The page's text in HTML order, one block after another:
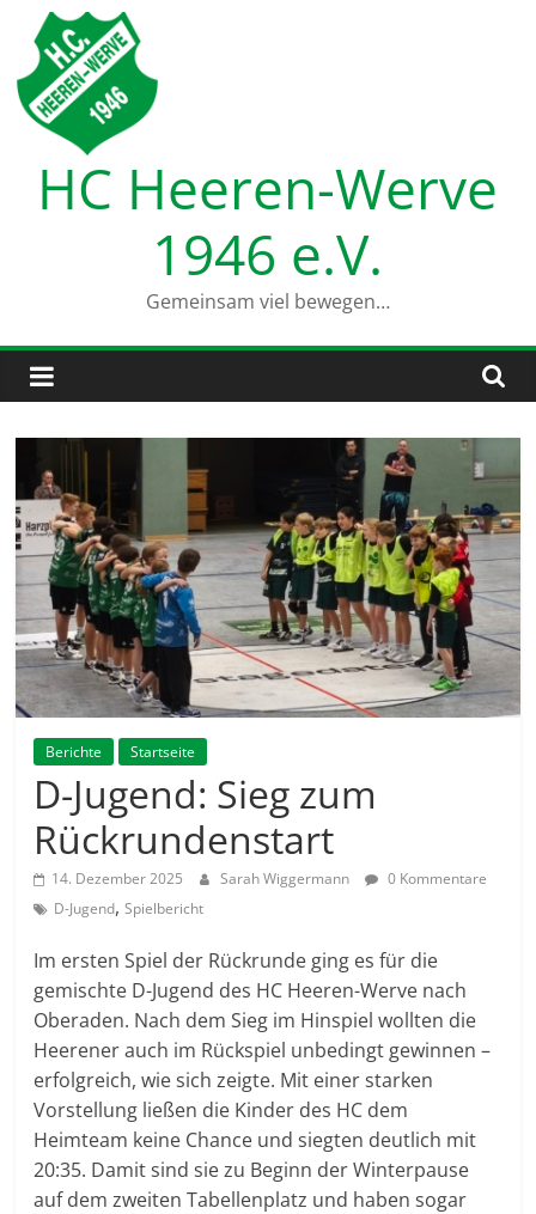
Inhalt
springen
HC Heeren-Werve
1946 e.V.
Gemeinsam viel bewegen…
Berichte Startseite
D-Jugend: Sieg zum
Rückrundenstart
14. Dezember 2025 Sarah Wiggermann
0 Kommentare
D-Jugend,Spielbericht
Im ersten Spiel der Rückrunde ging es für die
gemischte D-Jugend des HC Heeren-Werve nach
Oberaden. Nach dem Sieg im Hinspiel wollten die
Heerener auch im Rückspiel unbedingt gewinnen –
erfolgreich, wie sich zeigte. Mit einer starken
Vorstellung ließen die Kinder des HC dem
Heimteam keine Chance und siegten deutlich mit
20:35. Damit sind sie zu Beginn der Winterpause
auf dem zweiten Tabellenplatz und haben sogar